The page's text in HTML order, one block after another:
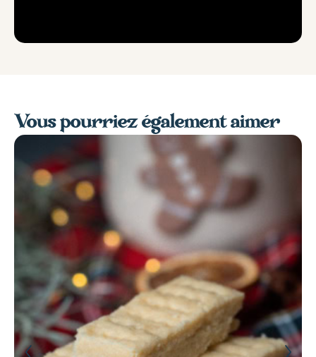
Vous pourriez également aimer